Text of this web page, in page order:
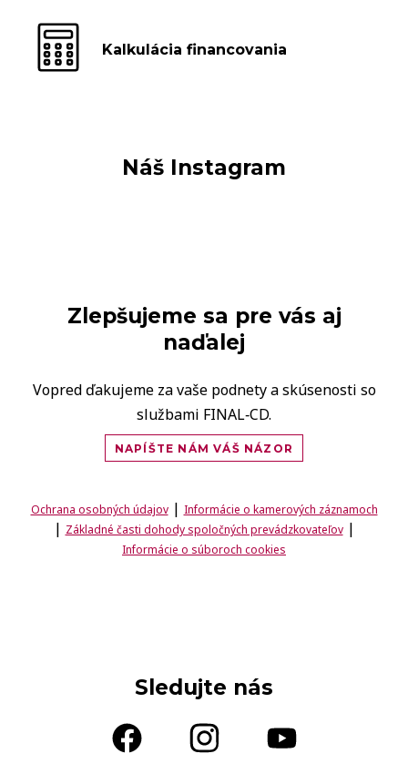
Kalkulácia financovania
Náš Instagram
Zlepšujeme sa pre vás aj
naďalej
Vopred ďakujeme za vaše podnety a skúsenosti so
službami FINAL‑CD.
NAPÍŠTE NÁM VÁŠ NÁZOR
Ochrana osobných údajov| Informácie o kamerových záznamoch
| Základné časti dohody spoločných prevádzkovateľov|
Informácie o súboroch cookies
Sledujte nás